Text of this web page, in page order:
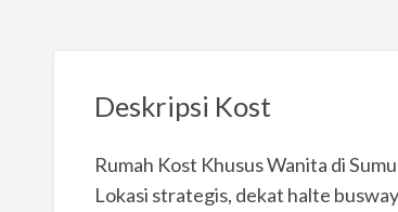
Deskripsi Kost
Rumah Kost Khusus Wanita di
Lokasi strategis, dekat halte